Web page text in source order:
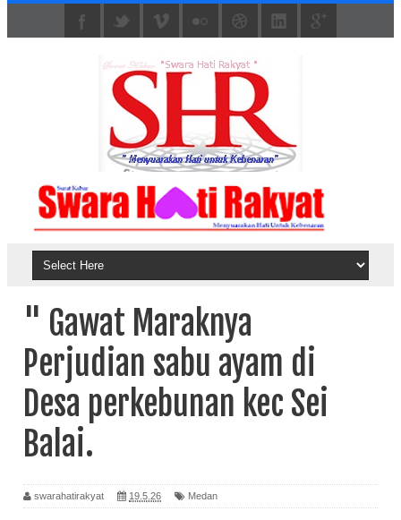
" Gawat Maraknya
Perjudian sabu ayam di
Desa perkebunan kec Sei
Balai.
swarahatirakyat 19.5.26 Medan